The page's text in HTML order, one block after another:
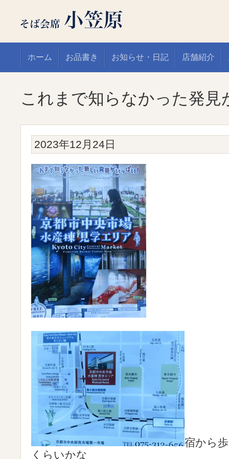
ホーム お品書き お知らせ・日記 店舗紹介
これまで知らなかった発見
2023年12月24日
宿から
くらいかな